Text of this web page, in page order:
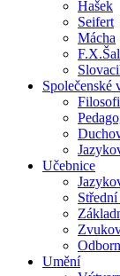
Hašek
Seifert
Mácha
Společenské
Učebnice
Umění